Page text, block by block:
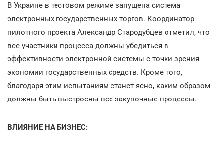
В Украине в тестовом режиме запущена система
электронных государственных торгов. Координатор
пилотного проекта Александр Стародубцев отметил, что
все участники процесса должны убедиться в
эффективности электронной системы с точки зрения
экономии государственных средств. Кроме того,
благодаря этим испытаниям станет ясно, каким образом
должны быть выстроены все закупочные процессы.
ВЛИЯНИЕ НА БИЗНЕС: